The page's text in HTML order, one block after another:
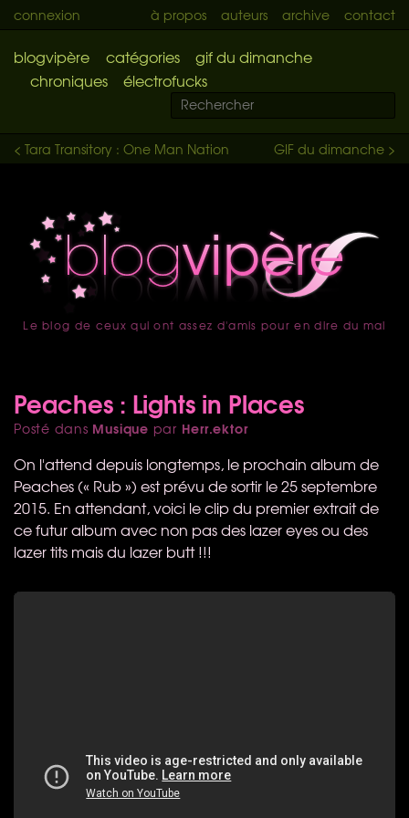
connexion à propos auteurs archive contact
blogvipère catégories
gif du dimanche
chroniques
électrofucks
GIF du dimanche >
< Tara Transitory : One Man Nation
accueil
Le blog de ceux qui ont assez d'amis pour en dire du mal
Peaches : Lights in Places
Posté dans Musique par Herr.ektor
On l'attend depuis longtemps, le prochain album de
Peaches (« Rub ») est prévu de sortir le 25 septembre
2015. En attendant, voici le clip du premier extrait de
ce futur album avec non pas des lazer eyes ou des
lazer tits mais du lazer butt !!!